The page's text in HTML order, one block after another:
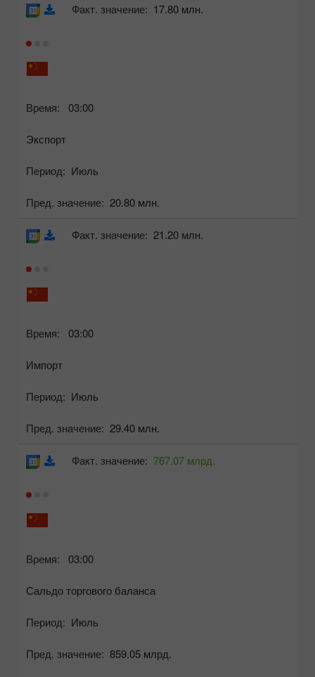
Время: 03:00
Экспорт
Период: Июль
Пред. значение: 20.80 млн.
Факт. значение: 17.80 млн.
Время: 03:00
Импорт
Период: Июль
Пред. значение: 29.40 млн.
Факт. значение: 21.20 млн.
Время: 03:00
Сальдо торгового баланса
Период: Июль
Пред. значение: 859.05 млрд.
Факт. значение: 767.07 млрд.